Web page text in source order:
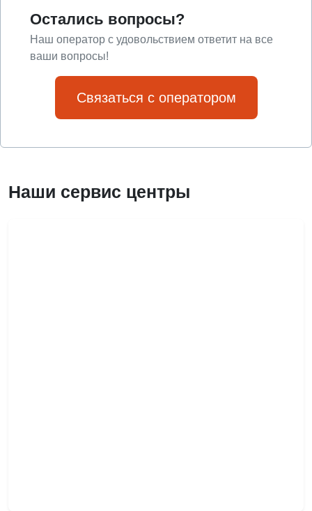
Остались вопросы?
Наш оператор с удовольствием ответит на все
ваши вопросы!
Связаться с оператором
Наши сервис центры